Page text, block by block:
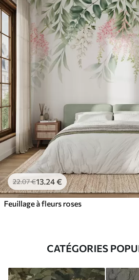
22.07€13 .24€
Feuillage à fleurs roses
CATÉGORIES